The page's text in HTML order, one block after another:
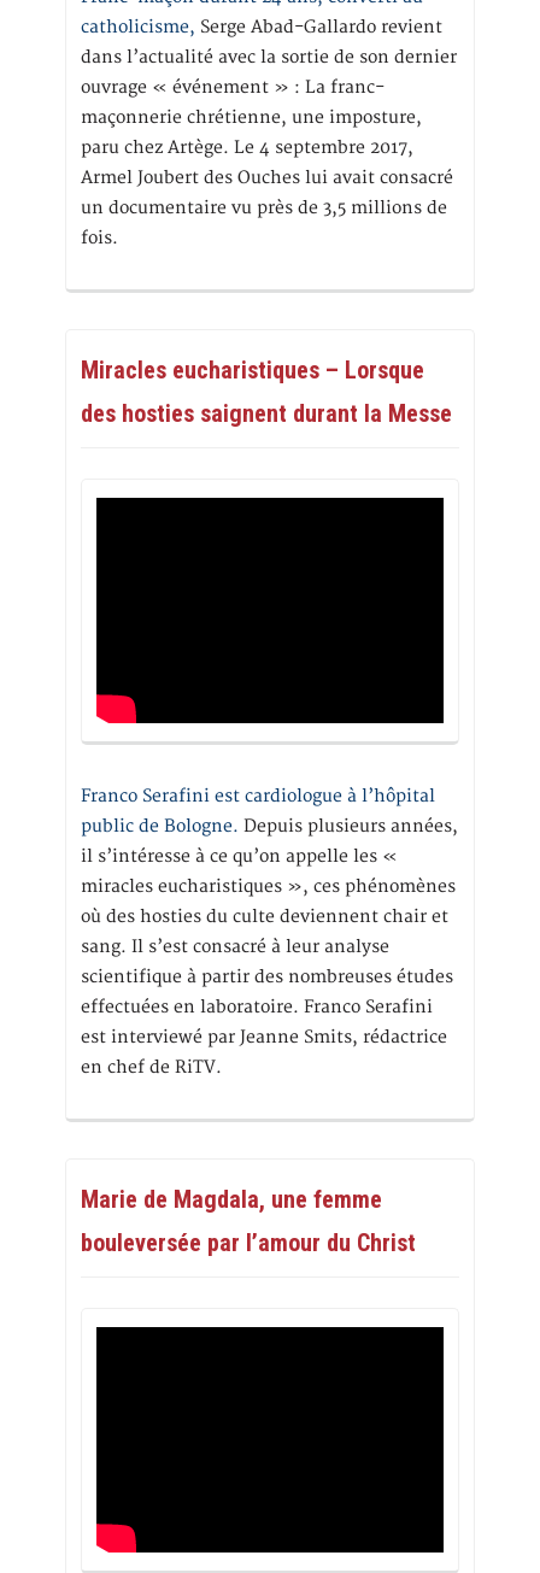
catholicisme, Serge Abad-Gallardo revient
dans l’actualité avec la sortie de son dernier
ouvrage « événement » : La franc-
maçonnerie chrétienne, une imposture,
paru chez Artège. Le 4 septembre 2017,
Armel Joubert des Ouches lui avait consacré
un documentaire vu près de 3,5 millions de
fois.
Miracles eucharistiques – Lorsque
des hosties saignent durant la Messe
Franco Serafini est cardiologue à l’hôpital
public de Bologne. Depuis plusieurs années,
il s’intéresse à ce qu’on appelle les «
miracles eucharistiques », ces phénomènes
où des hosties du culte deviennent chair et
sang. Il s’est consacré à leur analyse
scientifique à partir des nombreuses études
effectuées en laboratoire. Franco Serafini
est interviewé par Jeanne Smits, rédactrice
en chef de RiTV.
Marie de Magdala, une femme
bouleversée par l’amour du Christ